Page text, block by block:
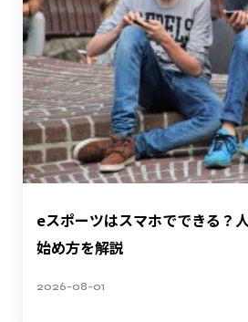
eスポーツはスマホでできる？
始め方を解説
2026-08-01